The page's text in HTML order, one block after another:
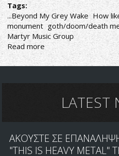
Tags:
...Beyond My Grey Wake How
monument goth/doom/death
Martyr Music Group
Read moreabout
How
like
LATEST
ΑΚΟΥΣΤΕ ΣΕ
"THIS IS HEAVY